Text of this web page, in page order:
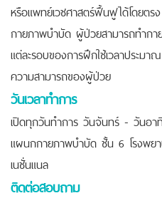
หรือแพทย์เวชศาสตร์ฟื้นฟูได้โดยตร
กายภาพบำบัด ผู้ป่วยสามารถทำก
แต่ละรอบของการฝึกใช้เวลาประม
ความสามารถของผู้ป่วย
วันเวลาทำการ
เปิดทุกวันทำการ วันจันทร์ - วันอ
แผนกกายภาพบำบัด ชั้น 6 โรงพย
เนชั่นแนล
ติดต่อสอบถาม